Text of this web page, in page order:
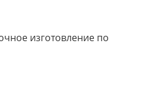
изготовление по